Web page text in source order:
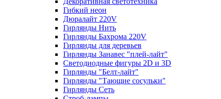
Гибкий неон
Дюралайт 220V
Гирлянды Нить
Гирлянды Бахрома 220V
Гирлянды для деревьев
Гирлянды Занавес "плей-лайт"
Светодиодные фигуры 2D и 3D
Гирлянды "Белт-лайт"
Гирлянды "Тающие сосульки"
Гирлянды Сеть